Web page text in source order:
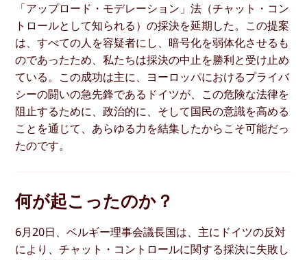
「アップロード・モデレーション」法（チャット・コン
トロールとして知られる）の採決を延期した。この提案
は、すべての人を容疑者にし、暗号化を弱体化させるも
のであったため、私たちは採決の中止を勝利と受け止め
ている。この成功は主に、ヨーロッパにおけるプライバ
シーの闘いの急先鋒であるドイツが、この危険な法律を
阻止するために、政治的に、そして国民の意識を高める
ことを通じて、あらゆる力を結集したからこそ可能だっ
たのです。
何が起こったのか？
6月20日、ベルギー理事会議長国は、主にドイツの反対
により、チャット・コントロールに関する採決に失敗し